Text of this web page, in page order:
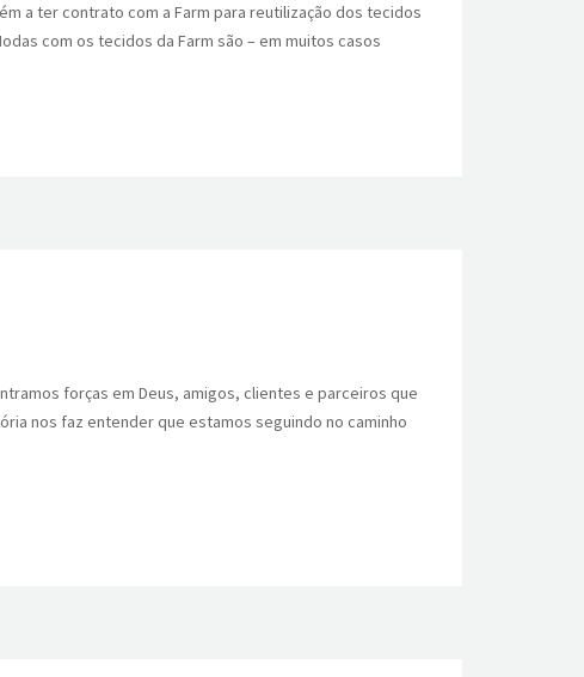
a ter contrato com a Farm para reutilização dos tecidos
com os tecidos da Farm são – em muitos casos
forças em Deus, amigos, clientes e parceiros que
nos faz entender que estamos seguindo no caminho